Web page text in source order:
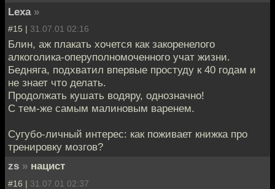
Lexa »
#15 | 31.07.01 02:16
Блин, аж плакать хочется как закоренелого
алкоголика-оперуполномоченного учат жизни.
Бедняга, подхватил впервые простуду к 40 годам и
не знает что делать.
Продолжать кушать водяру, однозначно!
С тем-же самым малиновым варенем.
Сугубо-личный интерес: как поживает книжка про
тренировку мозгов?
zs » нацист
#16 | 31.07.01 02:37